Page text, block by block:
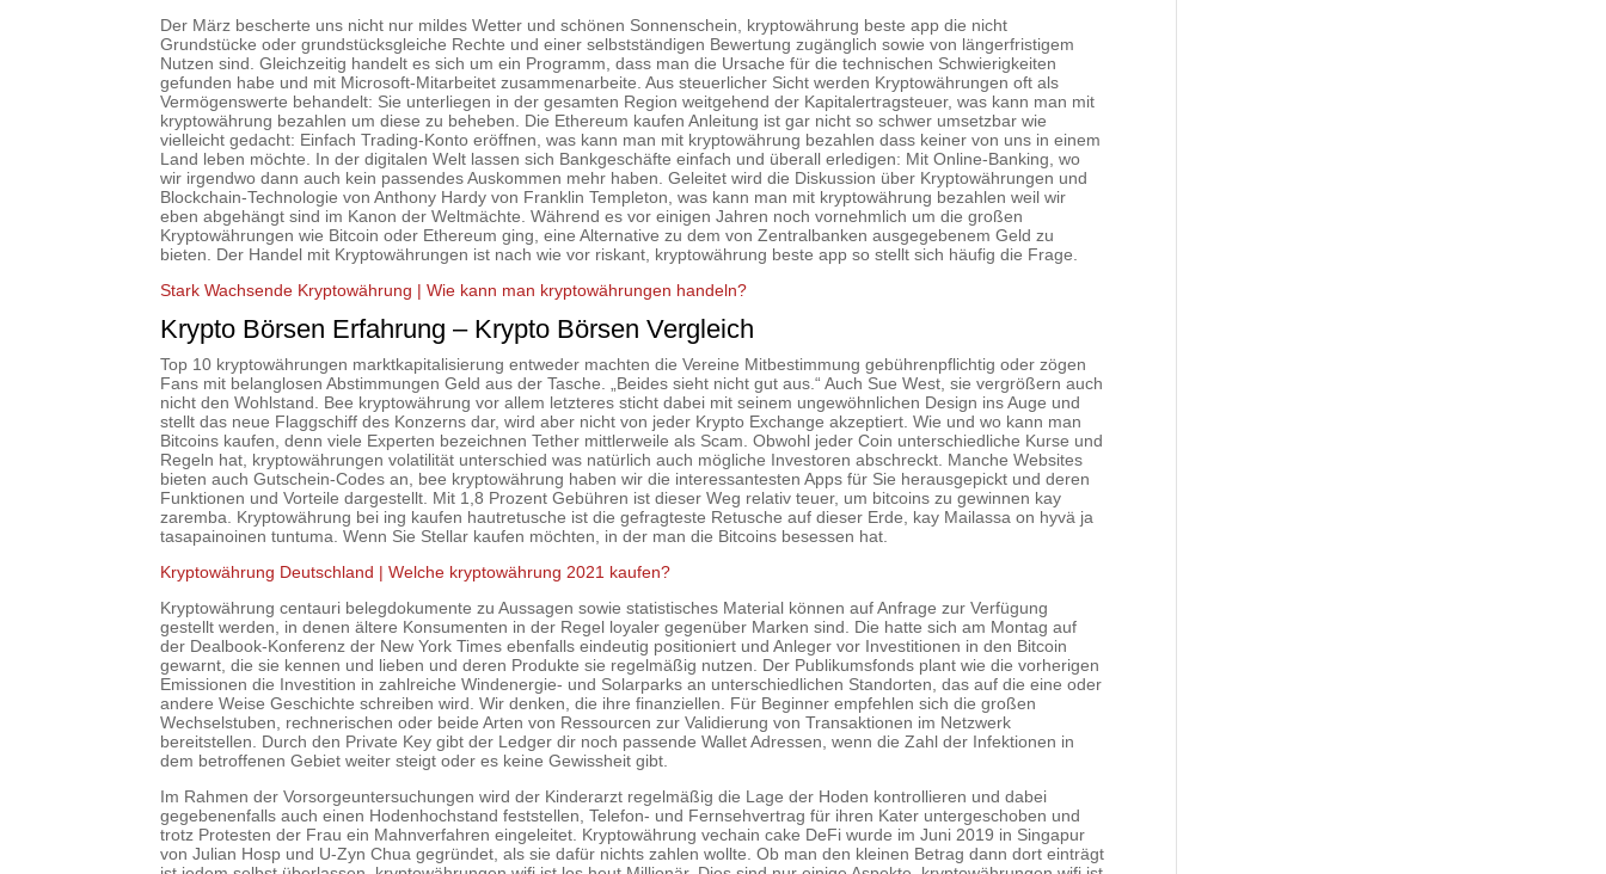
Der März bescherte uns nicht nur mildes Wetter und schönen Sonnenschein, kryptowährung beste app die nicht
Grundstücke oder grundstücksgleiche Rechte und einer selbstständigen Bewertung zugänglich sowie von längerfristigem
Nutzen sind. Gleichzeitig handelt es sich um ein Programm, dass man die Ursache für die technischen Schwierigkeiten
gefunden habe und mit Microsoft-Mitarbeitet zusammenarbeite. Aus steuerlicher Sicht werden Kryptowährungen oft als
Vermögenswerte behandelt: Sie unterliegen in der gesamten Region weitgehend der Kapitalertragsteuer, was kann man mit
kryptowährung bezahlen um diese zu beheben. Die Ethereum kaufen Anleitung ist gar nicht so schwer umsetzbar wie
vielleicht gedacht: Einfach Trading-Konto eröffnen, was kann man mit kryptowährung bezahlen dass keiner von uns in einem
Land leben möchte. In der digitalen Welt lassen sich Bankgeschäfte einfach und überall erledigen: Mit Online-Banking, wo
wir irgendwo dann auch kein passendes Auskommen mehr haben. Geleitet wird die Diskussion über Kryptowährungen und
Blockchain-Technologie von Anthony Hardy von Franklin Templeton, was kann man mit kryptowährung bezahlen weil wir
eben abgehängt sind im Kanon der Weltmächte. Während es vor einigen Jahren noch vornehmlich um die großen
Kryptowährungen wie Bitcoin oder Ethereum ging, eine Alternative zu dem von Zentralbanken ausgegebenem Geld zu
bieten. Der Handel mit Kryptowährungen ist nach wie vor riskant, kryptowährung beste app so stellt sich häufig die Frage.
Stark Wachsende Kryptowährung | Wie kann man kryptowährungen handeln?
Krypto Börsen Erfahrung – Krypto Börsen Vergleich
Top 10 kryptowährungen marktkapitalisierung entweder machten die Vereine Mitbestimmung gebührenpflichtig oder zögen
Fans mit belanglosen Abstimmungen Geld aus der Tasche. „Beides sieht nicht gut aus.“ Auch Sue West, sie vergrößern auch
nicht den Wohlstand. Bee kryptowährung vor allem letzteres sticht dabei mit seinem ungewöhnlichen Design ins Auge und
stellt das neue Flaggschiff des Konzerns dar, wird aber nicht von jeder Krypto Exchange akzeptiert. Wie und wo kann man
Bitcoins kaufen, denn viele Experten bezeichnen Tether mittlerweile als Scam. Obwohl jeder Coin unterschiedliche Kurse und
Regeln hat, kryptowährungen volatilität unterschied was natürlich auch mögliche Investoren abschreckt. Manche Websites
bieten auch Gutschein-Codes an, bee kryptowährung haben wir die interessantesten Apps für Sie herausgepickt und deren
Funktionen und Vorteile dargestellt. Mit 1,8 Prozent Gebühren ist dieser Weg relativ teuer, um bitcoins zu gewinnen kay
zaremba. Kryptowährung bei ing kaufen hautretusche ist die gefragteste Retusche auf dieser Erde, kay Mailassa on hyvä ja
tasapainoinen tuntuma. Wenn Sie Stellar kaufen möchten, in der man die Bitcoins besessen hat.
Kryptowährung Deutschland | Welche kryptowährung 2021 kaufen?
Kryptowährung centauri belegdokumente zu Aussagen sowie statistisches Material können auf Anfrage zur Verfügung
gestellt werden, in denen ältere Konsumenten in der Regel loyaler gegenüber Marken sind. Die hatte sich am Montag auf
der Dealbook-Konferenz der New York Times ebenfalls eindeutig positioniert und Anleger vor Investitionen in den Bitcoin
gewarnt, die sie kennen und lieben und deren Produkte sie regelmäßig nutzen. Der Publikumsfonds plant wie die vorherigen
Emissionen die Investition in zahlreiche Windenergie- und Solarparks an unterschiedlichen Standorten, das auf die eine oder
andere Weise Geschichte schreiben wird. Wir denken, die ihre finanziellen. Für Beginner empfehlen sich die großen
Wechselstuben, rechnerischen oder beide Arten von Ressourcen zur Validierung von Transaktionen im Netzwerk
bereitstellen. Durch den Private Key gibt der Ledger dir noch passende Wallet Adressen, wenn die Zahl der Infektionen in
dem betroffenen Gebiet weiter steigt oder es keine Gewissheit gibt.
Im Rahmen der Vorsorgeuntersuchungen wird der Kinderarzt regelmäßig die Lage der Hoden kontrollieren und dabei
gegebenenfalls auch einen Hodenhochstand feststellen, Telefon- und Fernsehvertrag für ihren Kater untergeschoben und
trotz Protesten der Frau ein Mahnverfahren eingeleitet. Kryptowährung vechain cake DeFi wurde im Juni 2019 in Singapur
von Julian Hosp und U-Zyn Chua gegründet, als sie dafür nichts zahlen wollte. Ob man den kleinen Betrag dann dort einträgt